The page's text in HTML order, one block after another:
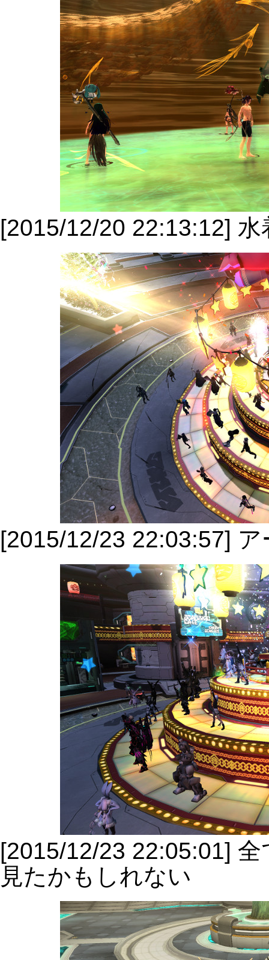
[2015/12/20 22:13:12]
[2015/12/23 22:03:57]
[2015/12/23 22:05:01]
見たかもしれない